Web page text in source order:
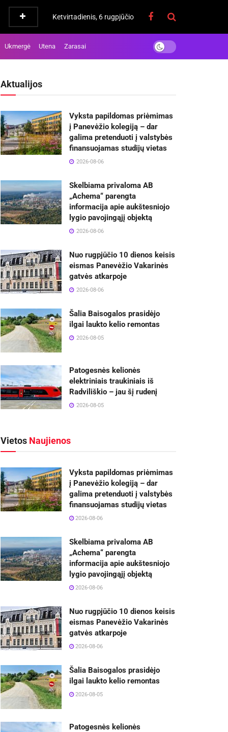
Ketvirtadienis, 6 rugpjūčio
Ukmergė Utena Zarasai
Aktualijos
Vyksta papildomas priėmimas
į Panevėžio kolegiją – dar
galima pretenduoti į valstybės
finansuojamas studijų vietas
2026-08-06
Skelbiama privaloma AB
„Achema“ parengta
informacija apie aukštesniojo
lygio pavojingąjį objektą
2026-08-06
Nuo rugpjūčio 10 dienos keisis
eismas Panevėžio Vakarinės
gatvės atkarpoje
2026-08-06
Šalia Baisogalos prasidėjo
ilgai laukto kelio remontas
2026-08-05
Patogesnės kelionės
elektriniais traukiniais iš
Radviliškio – jau šį rudenį
2026-08-05
Vietos Naujienos
Vyksta papildomas priėmimas
į Panevėžio kolegiją – dar
galima pretenduoti į valstybės
finansuojamas studijų vietas
2026-08-06
Skelbiama privaloma AB
„Achema“ parengta
informacija apie aukštesniojo
lygio pavojingąjį objektą
2026-08-06
Nuo rugpjūčio 10 dienos keisis
eismas Panevėžio Vakarinės
gatvės atkarpoje
2026-08-06
Šalia Baisogalos prasidėjo
ilgai laukto kelio remontas
2026-08-05
Patogesnės kelionės